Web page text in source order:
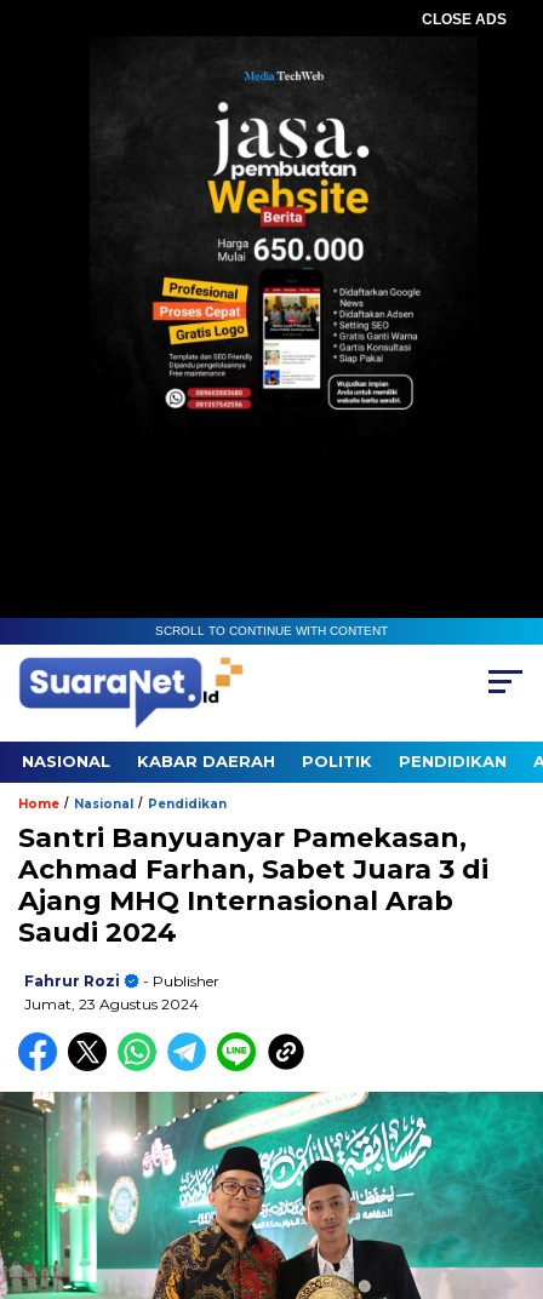
CLOSE ADS
SCROLL TO CONTINUE WITH CONTENT
NASIONAL KABAR DAERAH POLITIK PENDIDIKAN
Home / Nasional / Pendidikan
Santri Banyuanyar Pamekasan,
Achmad Farhan, Sabet Juara 3 di
Ajang MHQ Internasional Arab
Saudi 2024
Fahrur Rozi
- Publisher
Jumat, 23 Agustus 2024